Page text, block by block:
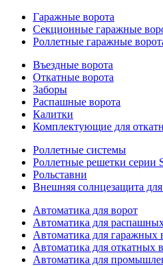
Гаражные ворота
Секционные гаражные
Роллетные гаражные
Въездные ворота
Откатные ворота
Заборы
Распашные ворота
Калитки
Комплектующие для
Роллетные системы
Роллетные решетки серии
Рольставни
Внешняя солнцезащита
Автоматика для ворот
Автоматика для
Автоматика для гаражных
Автоматика для откатных
Автоматика для